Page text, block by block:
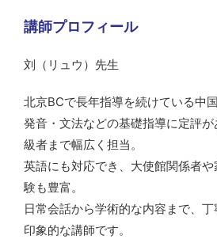
講師プロフィール
刘（リュウ）先生
北京BCで長年指導を続けている中国
発音・文法などの基礎指導に定評
級者まで幅広く担当。
英語にも対応でき、大使館関係者
験も豊富。
日常会話から学術的な内容まで、
印象的な講師です。